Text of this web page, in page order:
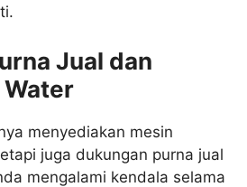
Jual dan
Water
menyediakan mesin
juga dukungan purna jual
mengalami kendala selama